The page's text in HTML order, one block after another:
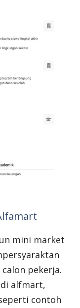
mini market
pekerja.
alfmart,
contoh